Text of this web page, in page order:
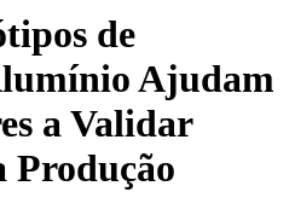
de
Ajudam
a Validar
Produção